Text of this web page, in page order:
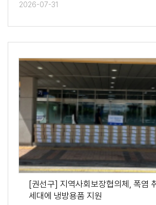
2026-07-31
[권선구] 지역사회보장협의체, 폭염
세대에 냉방용품 지원